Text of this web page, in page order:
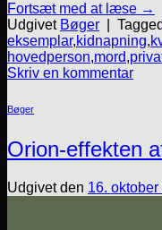
Fortsæt med at læse →
Udgivet Bøger Tagged
eksemplar,kidnapning,
hovedperson,mord,
Skriv en kommentar
Bøger
Orion-effekten
Udgivet den 16.